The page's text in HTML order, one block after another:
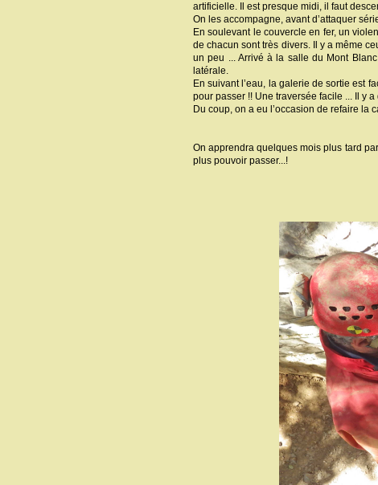
artificielle. Il est presque midi, il faut
On les accompagne, avant d’attaquer
En soulevant le couvercle en fer, un
de chacun sont très divers. Il y a même
un peu ... Arrivé à la salle du Mont
latérale.
En suivant l’eau, la galerie de sortie est
pour passer !! Une traversée facile ... Il y
Du coup, on a eu l’occasion de refaire la
On apprendra quelques mois plus tard
plus pouvoir passer...!